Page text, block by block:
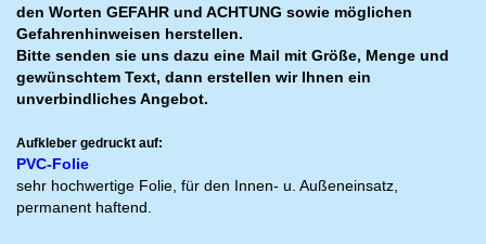
den Worten GEFAHR und ACHTUNG sowie möglichen
Gefahrenhinweisen herstellen.
Bitte senden sie uns dazu eine Mail mit Größe, Menge und
gewünschtem Text, dann erstellen wir Ihnen ein
unverbindliches Angebot.
Aufkleber gedruckt auf:
PVC-Folie
sehr hochwertige Folie, für den Innen- u. Außeneinsatz,
permanent haftend.